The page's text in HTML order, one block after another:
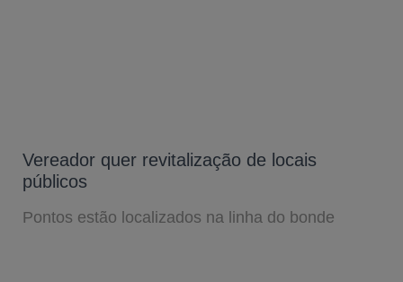
Vereador quer revitalização de locais
públicos
Pontos estão localizados na linha do bonde